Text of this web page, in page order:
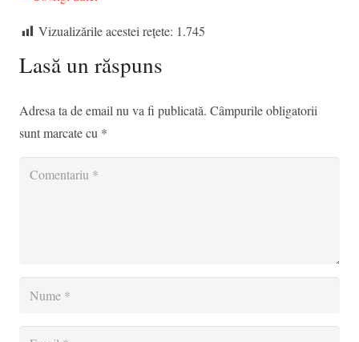
Vizualizările acestei rețete: 1.745
Lasă un răspuns
Adresa ta de email nu va fi publicată. Câmpurile obligatorii
sunt marcate cu *